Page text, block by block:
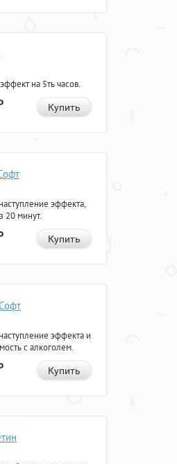
на 5ть часов.
Купить
эффекта,
20 минут.
Купить
эффекта и
с алкоголем.
Купить